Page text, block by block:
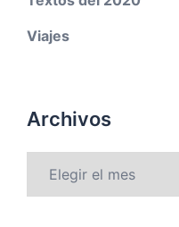
Viajes
Archivos